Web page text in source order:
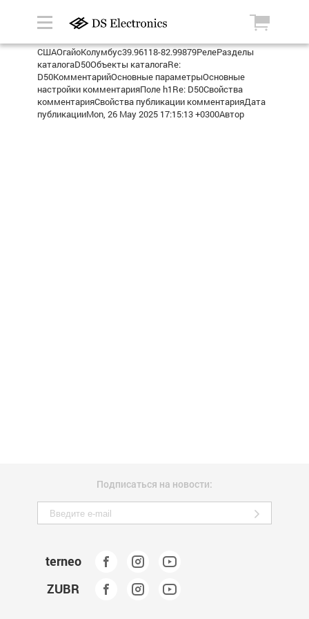
СШАОгайоКолумбус39.96118-82.99879РелеРазделы
каталогаD50Объекты каталогаRe:
D50КомментарийОсновные параметрыОсновные
настройки комментарияПоле h1Re: D50Свойства
комментарияСвойства публикации комментарияДата
публикацииMon, 26 May 2025 17:15:13 +0300Автор
Подписаться на новости:
terneo
ZUBR